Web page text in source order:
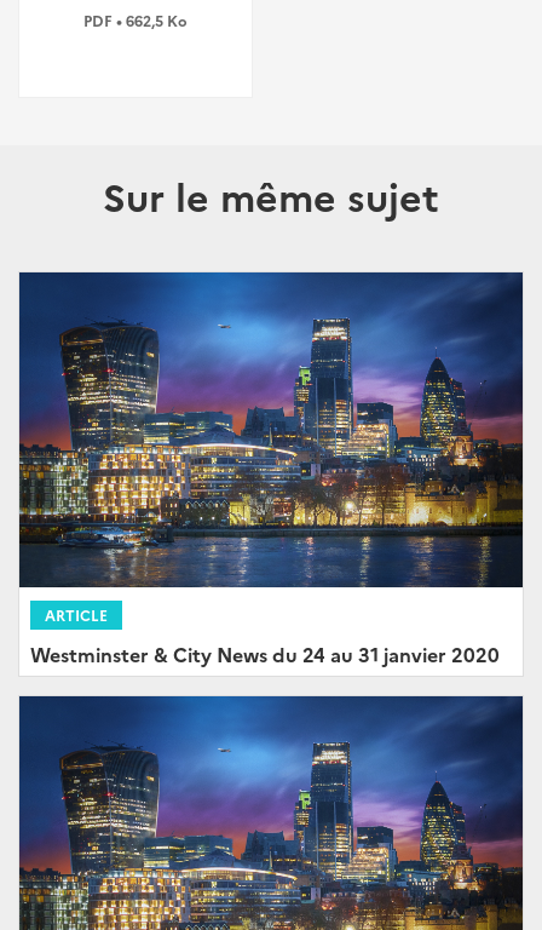
PDF • 662,5 Ko
Sur le même sujet
ARTICLE
Westminster & City News du 24 au 31 janvier 2020